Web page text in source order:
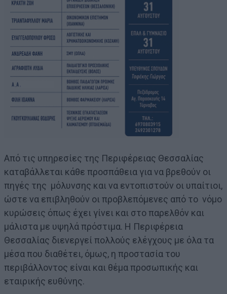
Από τις υπηρεσίες της Περιφέρειας Θεσσαλίας
καταβάλλεται κάθε προσπάθεια για να βρεθούν οι
πηγές της μόλυνσης και να εντοπιστούν οι υπαίτιοι,
ώστε να επιβληθούν οι προβλεπόμενες από το νόμο
κυρώσεις όπως έχει γίνει και στο παρελθόν και
μάλιστα με υψηλά πρόστιμα. Η Περιφέρεια
Θεσσαλίας διενεργεί πολλούς ελέγχους με όλα τα
μέσα που διαθέτει, όμως, η προστασία του
περιβάλλοντος είναι και θέμα προσωπικής και
εταιρικής ευθύνης.